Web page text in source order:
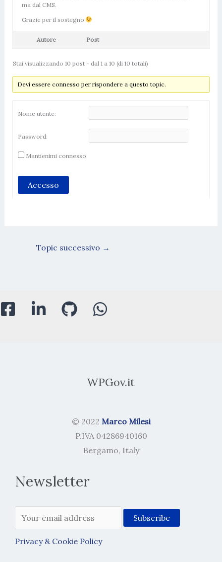
ma dal CMS.
Grazie per il sostegno
Autore Post
Stai visualizzando 10 post - dal 1 a 10 (di 10 totali)
Devi essere connesso per rispondere a questo topic.
Nome utente:
Password:
Mantienimi connesso
Accesso
Topic successivo →
WPGov.it
© 2022 Marco Milesi
P.IVA 04286940160
Bergamo, Italy
Newsletter
Privacy & Cookie Policy